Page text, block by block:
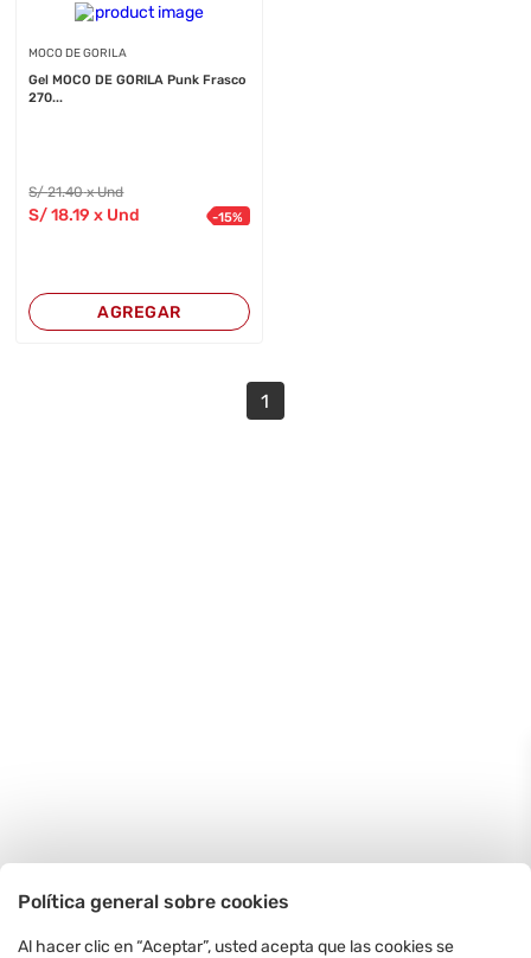
MOCO DE GORILA
Gel MOCO DE GORILA Punk Frasco
270...
S/21.40 x Und
S/18.19 x Und -15%
AGREGAR
1
Política general sobre cookies
Al hacer clic en “Aceptar”, usted acepta que las cookies se